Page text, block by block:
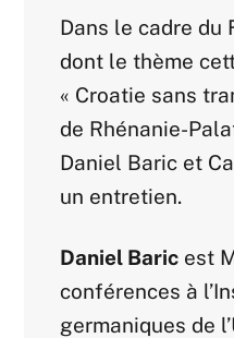
Dans le cadre du
dont le thème
« Croatie sans
de Rhénanie-
Daniel Baric et
un entretien.
Daniel Baric est
conférences à
germaniques de